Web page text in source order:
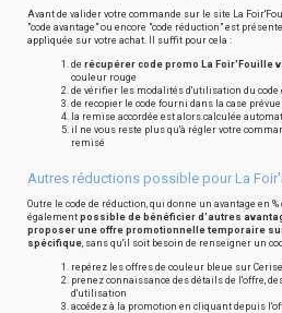
Avant de valider votre commande sur le site La
"code avantage" ou encore "code réduction" est
appliquée sur votre achat. Il suffit pour cela :
de récupérer code promo La Foir'Fouille
couleur rouge
de vérifier les modalités d'utilisation du code
de recopier le code fourni dans la case
la remise accordée est alors calculée
il ne vous reste plus qu'à régler votre
remisé
Autres réductions possible pour La
Outre le code de réduction, qui donne un avantage en
également possible de bénéficier d'autres
proposer une offre promotionnelle temporaire
spécifique, sans qu'il soit besoin de renseigner un
repérez les offres de couleur bleue sur
prenez connaissance des détails de l'offre,
d'utilisation
accédez à la promotion en cliquant depuis